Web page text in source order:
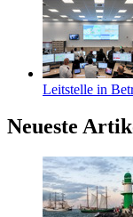
Leitstelle in
Neueste